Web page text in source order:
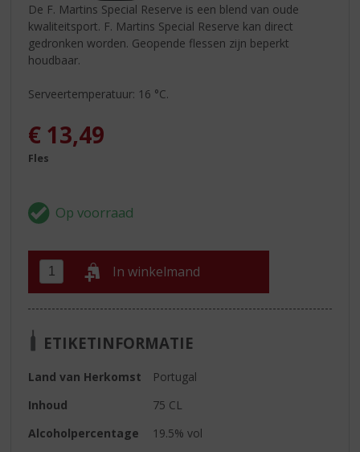
De F. Martins Special Reserve is een blend van oude
kwaliteitsport. F. Martins Special Reserve kan direct
gedronken worden. Geopende flessen zijn beperkt
houdbaar.
Serveertemperatuur: 16 °C.
€ 13,49
Fles
In winkelmand
ETIKETINFORMATIE
Land van Herkomst
Portugal
Inhoud
75 CL
Alcoholpercentage
19.5% vol